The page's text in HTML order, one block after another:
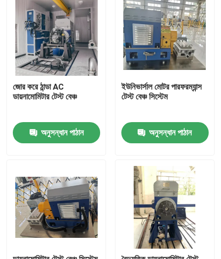
আমাদের সম্বন্ধে
কারখানা ভ্রমণ
গুণগত মান নিয়ন্ত্রণ
জোর করে ঠান্ডা AC
ডায়নামোমিটার টেস্ট বেঞ্চ
অনুসন্ধান পাঠান
ইউনিভার্সাল মোটর পারফরম্যান্স
টেস্ট বেঞ্চ সিস্টেম
অনুসন্ধান পাঠান